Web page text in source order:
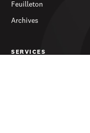
Feuilleton
Archives
SERVICES